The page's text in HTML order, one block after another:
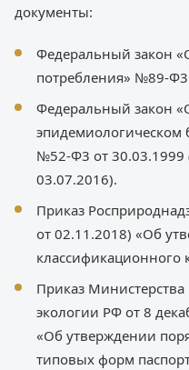
документы:
Федеральный закон
потребления» №89-
Федеральный закон
эпидемиологическом
№52-Ф3 от 30.03.1999
03.07.2016).
Приказ
от 02.11.2018) «Об
классификационного
Приказ
экологии РФ от 8
«Об утверждении
типовых форм